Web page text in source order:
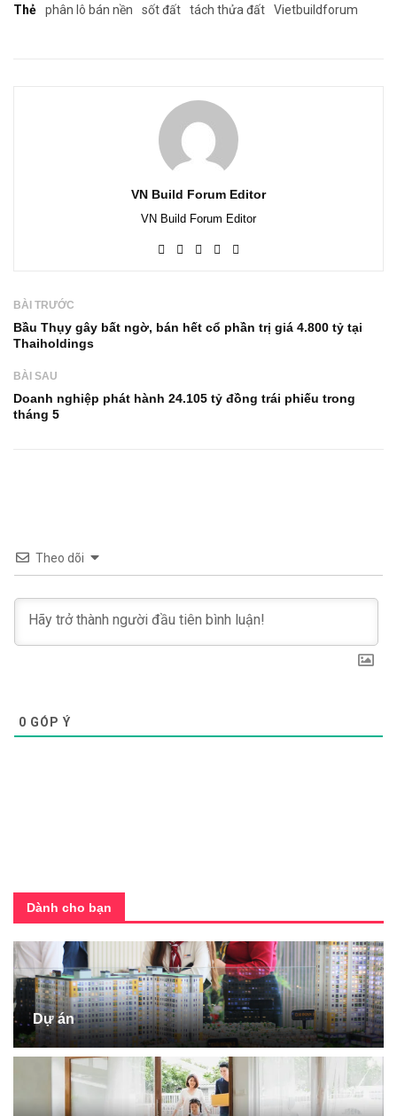
Thẻ phân lô bán nền sốt đất tách thửa đất Vietbuildforum
VN Build Forum Editor
VN Build Forum Editor
BÀI TRƯỚC
Bầu Thụy gây bất ngờ, bán hết cổ phần trị giá 4.800 tỷ tại
Thaiholdings
BÀI SAU
Doanh nghiệp phát hành 24.105 tỷ đồng trái phiếu trong
tháng 5
Theo dõi
0 GÓP Ý
Dành cho bạn
Dự án